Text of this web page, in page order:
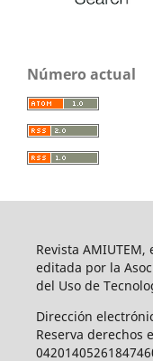
Número actual
Revista
editada por la
del Uso de
Dirección
Reserva derechos